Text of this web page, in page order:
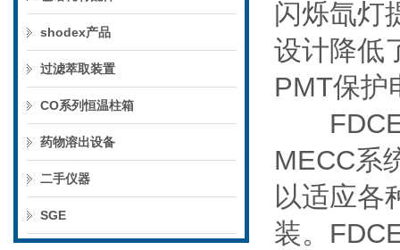
shodex产品
过滤萃取装置
CO系列恒温柱箱
药物溶出设备
二手仪器
SGE
闪烁氙灯
设计降低
PMT保护
FDCE
MECC系
以适应各
装。